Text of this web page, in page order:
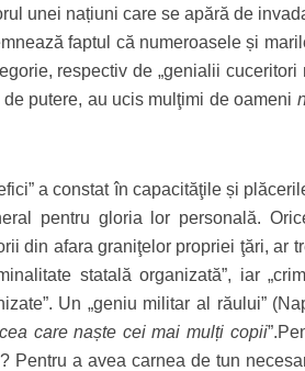
unei națiuni care se apără de
faptul că numeroasele și
respectiv de „genialii cuceritori
putere, au ucis mulţimi de oameni
a constat în capacităţile și
pentru gloria lor personală.
din afara graniţelor propriei ţări, ar
statală organizată”, iar
Un „geniu militar al răului”
care naște cei mai mulți copii
Pentru a avea carnea de tun